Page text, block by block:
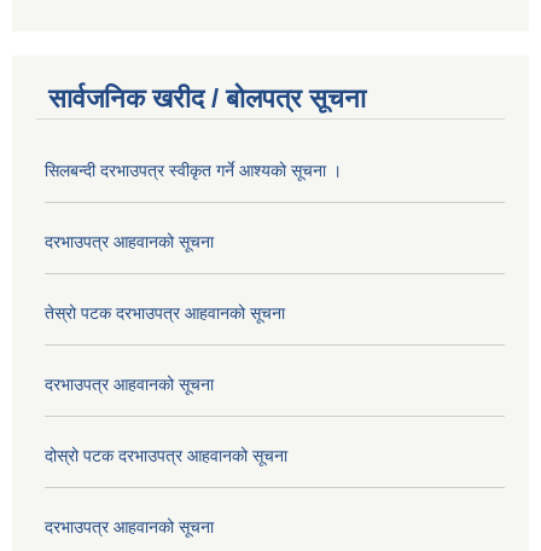
सार्वजनिक खरीद / बोलपत्र सूचना
सिलबन्दी दरभाउपत्र स्वीकृत गर्ने आश्यको सूचना ।
दरभाउपत्र आहवानको सूचना
तेस्रो पटक दरभाउपत्र आहवानको सूचना
दरभाउपत्र आहवानको सूचना
दोस्रो पटक दरभाउपत्र आहवानको सूचना
दरभाउपत्र आहवानको सूचना